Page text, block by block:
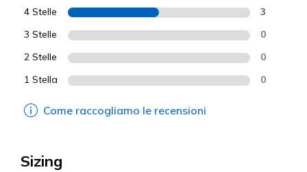
4 Stelle 3
3 Stelle 0
2 Stelle 0
1 Stella 0
Come raccogliamo le recensioni
Sizing